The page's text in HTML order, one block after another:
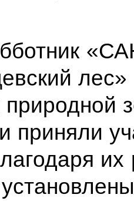
приняли